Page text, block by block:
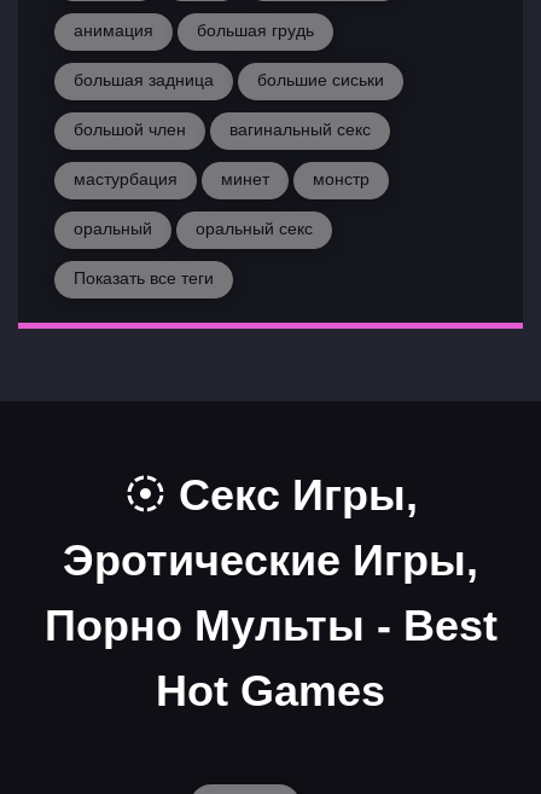
анимация большая грудь
большая задница большие сиськи
большой член вагинальный секс
мастурбация минет монстр
оральный оральный секс
Показать все теги
Секс Игры,
Эротические Игры,
Порно Мульты - Best
Hot Games